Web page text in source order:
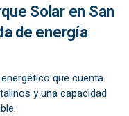
Solar en San
de energía
que cuenta
y una capacidad